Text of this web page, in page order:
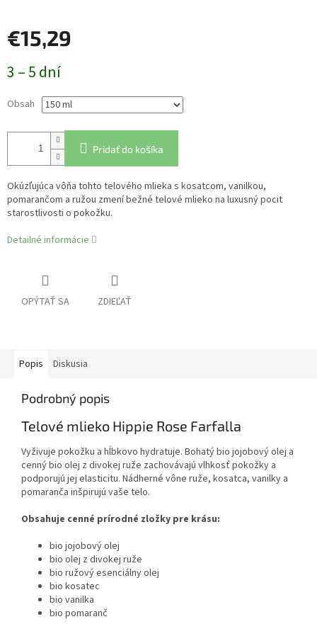
€15,29
cena:
3 – 5 dní
Obsah
Pridať do košíka
Okúzľujúca vôňa tohto telového mlieka s kosatcom, vanilkou,
pomarančom a ružou zmení bežné telové mlieko na luxusný pocit
starostlivosti o pokožku.
Detailné informácie
OPÝTAŤ SA ZDIEĽAŤ
Popis Diskusia
Podrobný popis
Telové mlieko Hippie Rose Farfalla
Vyživuje pokožku a hĺbkovo hydratuje. Bohatý bio jojobový olej a
cenný bio olej z divokej ruže zachovávajú vlhkosť pokožky a
podporujú jej elasticitu. Nádherné vône ruže, kosatca, vanilky a
pomaranča inšpirujú vaše telo.
Obsahuje cenné prírodné zložky pre krásu:
bio jojobový olej
bio olej z divokej ruže
bio ružový esenciálny olej
bio kosatec
bio vanilka
bio pomaranč